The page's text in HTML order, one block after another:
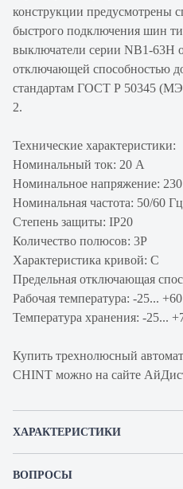
конструкции предусмотрены
быстрого подключения шин
выключатели серии NB1-63H
отключающей способностью
стандартам ГОСТ Р 50345
2.
Технические характеристики:
Номинальный ток: 20 А
Номинальное напряжение:
Номинальная частота: 50/60 Гц
Степень защиты: IP20
Количество полюсов: 3P
Характеристика кривой: С
Предельная отключающая
Рабочая температура: -25...
Температура хранения: -25...
Купить трехнолюсный
CHINT можно на сайте
ХАРАКТЕРИСТИКИ
ВОПРОСЫ